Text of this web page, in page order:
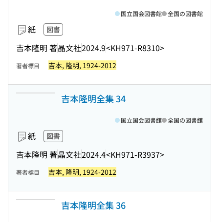
紙 図書
吉本隆明 著晶文社2024.9<KH971-R8310>
国立国会図書館 全国の図書館
著者標目 吉本, 隆明, 1924-2012
吉本隆明全集 34
紙 図書
吉本隆明 著晶文社2024.4<KH971-R3937>
国立国会図書館 全国の図書館
著者標目 吉本, 隆明, 1924-2012
吉本隆明全集 36